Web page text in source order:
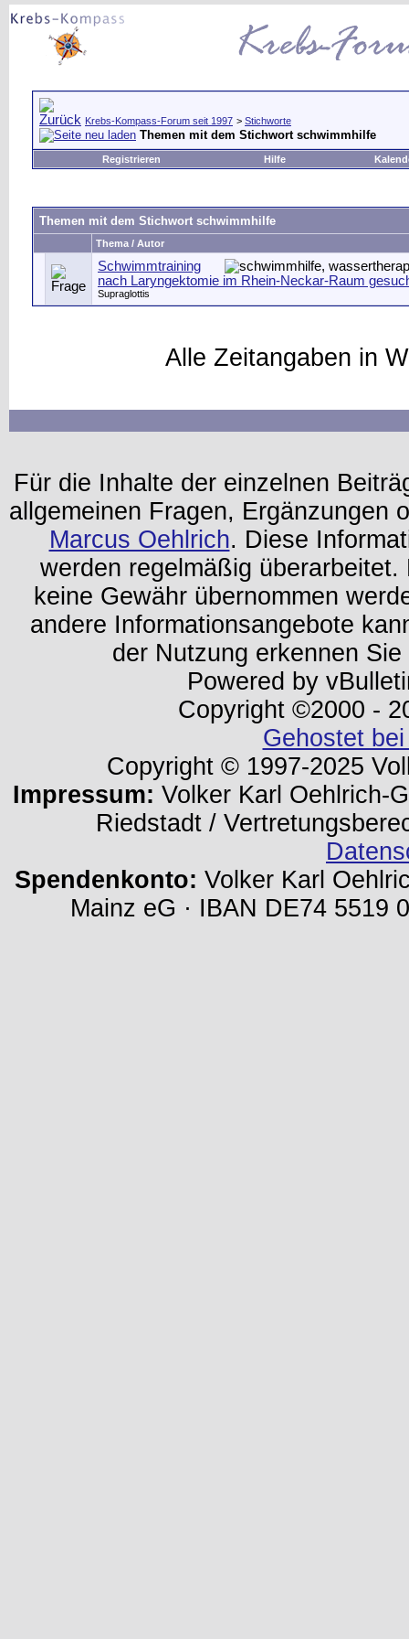
Krebs-Kompass-Forum seit 1997 > Stichworte
Themen mit dem Stichwort schwimmhilfe
Registrieren Hilfe
Themen mit dem Stichwort schwimmhilfe
Thema / Autor
Schwimmtraining
nach Laryngektomie im Rhein-Neckar-Raum
Supraglottis
Alle Zeitangaben in
Für die Inhalte der einzelnen
allgemeinen Fragen, Ergänzungen
Marcus Oehlrich. Diese
werden regelmäßig
keine Gewähr übernommen
andere Informationsangebote
der Nutzung erkennen
Powered by
Copyright ©2000 -
Gehostet
Copyright © 1997-2025
Impressum: Volker Karl Oehlrich-
Riedstadt /
Spendenkonto: Volker Karl
Mainz eG · IBAN DE74 5519